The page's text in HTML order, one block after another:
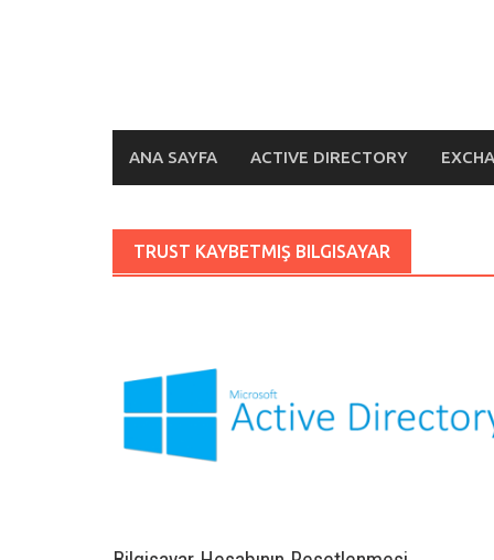
ANA SAYFA ACTIVE DIRECTORY
TRUST KAYBETMIŞ BILGISAYAR